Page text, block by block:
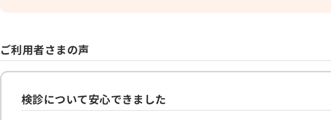
ご利用者さまの声
検診について安心できました